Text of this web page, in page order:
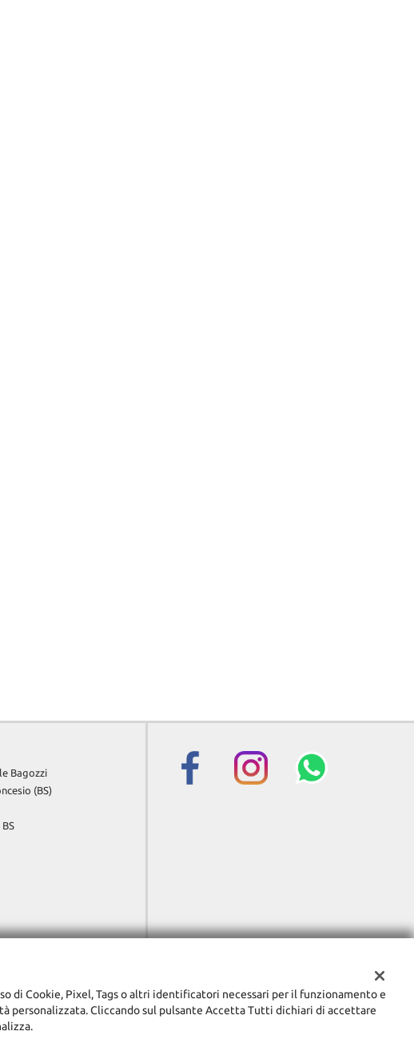
Bagozzi
(BS)
BS
di Cookie, Pixel, Tags o altri identificatori necessari per il funzionamento e
Cliccando sul pulsante Accetta Tutti dichiari di accettare